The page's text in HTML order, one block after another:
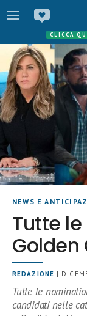
CLICCA
NEWS E
Tutte
Golden
REDAZIONE |
Tutte le
candidati nelle